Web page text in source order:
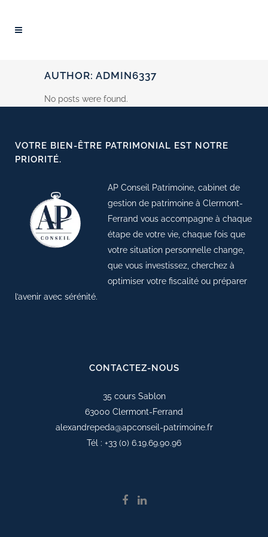
AUTHOR: ADMIN6337
No posts were found.
VOTRE BIEN-ÊTRE PATRIMONIAL EST NOTRE
PRIORITÉ.
AP Conseil Patrimoine, cabinet de
gestion de patrimoine à Clermont-
Ferrand vous accompagne à chaque
étape de votre vie, chaque fois que
votre situation personnelle change,
que vous investissez, cherchez à
optimiser votre fiscalité ou préparer
l’avenir avec sérénité.
CONTACTEZ-NOUS
35 cours Sablon
63000 Clermont-Ferrand
alexandrepeda@apconseil-patrimoine.fr
Tél : +33 (0) 6.19.69.90.96